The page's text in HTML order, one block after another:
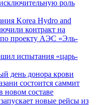
роль
Korea Hydro and
контракт на
по проекту АЭС «Эль-
испытания «царь-
день донора крови
состоится саммит
составе
новые рейсы из